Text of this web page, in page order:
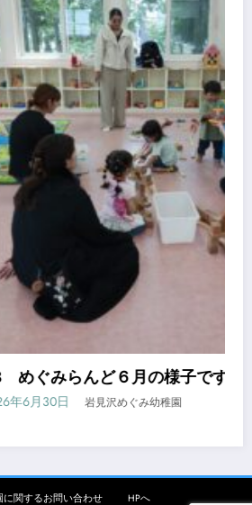
６月の様子です
沢めぐみ幼稚園
に関するお問い合わせ HPへ